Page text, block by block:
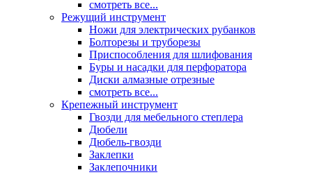
смотреть все...
Режущий инструмент
Ножи для электрических рубанков
Болторезы и труборезы
Приспособления для шлифования
Буры и насадки для перфоратора
Диски алмазные отрезные
смотреть все...
Крепежный инструмент
Гвозди для мебельного степлера
Дюбели
Дюбель-гвозди
Заклепки
Заклепочники